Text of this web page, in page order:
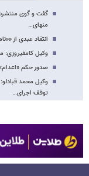
گفت و گوی
منهای…
انتقاد عبدی از
وکیل کامفیروزی:
صدور حکم «اعدام» برای ۳ متهم
وکیل محمد
توقف اجرای…